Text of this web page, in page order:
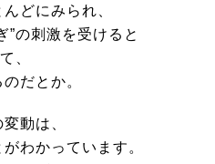
どにみられ、
”の刺激を受けると
、
だとか。
動は、
わかっています。